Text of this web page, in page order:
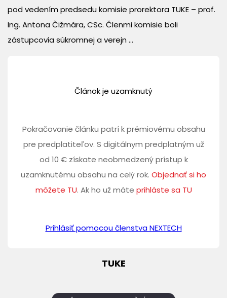
pod vedením predsedu komisie prorektora TUKE – prof.
Ing. Antona Čižmára, CSc. Členmi komisie boli
zástupcovia súkromnej a verejn ...
Článok je uzamknutý
Pokračovanie článku patrí k prémiovému obsahu
pre predplatiteľov. S digitálnym predplatným už
od 10 € získate neobmedzený prístup k
uzamknutému obsahu na celý rok. Objednať si ho
môžete TU. Ak ho už máte prihláste sa TU
Prihlásiť pomocou členstva NEXTECH
TUKE